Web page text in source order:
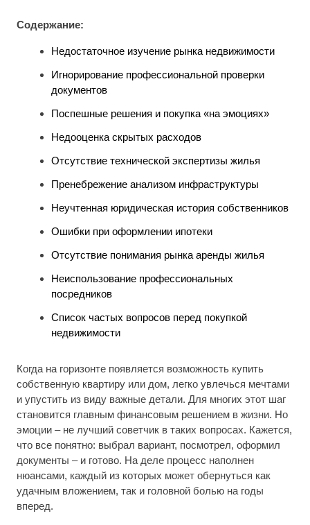
Содержание:
Недостаточное изучение рынка недвижимости
Игнорирование профессиональной проверки
документов
Поспешные решения и покупка «на эмоциях»
Недооценка скрытых расходов
Отсутствие технической экспертизы жилья
Пренебрежение анализом инфраструктуры
Неучтенная юридическая история собственников
Ошибки при оформлении ипотеки
Отсутствие понимания рынка аренды жилья
Неиспользование профессиональных
посредников
Список частых вопросов перед покупкой
недвижимости
Когда на горизонте появляется возможность купить
собственную квартиру или дом, легко увлечься мечтами
и упустить из виду важные детали. Для многих этот шаг
становится главным финансовым решением в жизни. Но
эмоции – не лучший советчик в таких вопросах. Кажется,
что все понятно: выбрал вариант, посмотрел, оформил
документы – и готово. На деле процесс наполнен
нюансами, каждый из которых может обернуться как
удачным вложением, так и головной болью на годы
вперед.